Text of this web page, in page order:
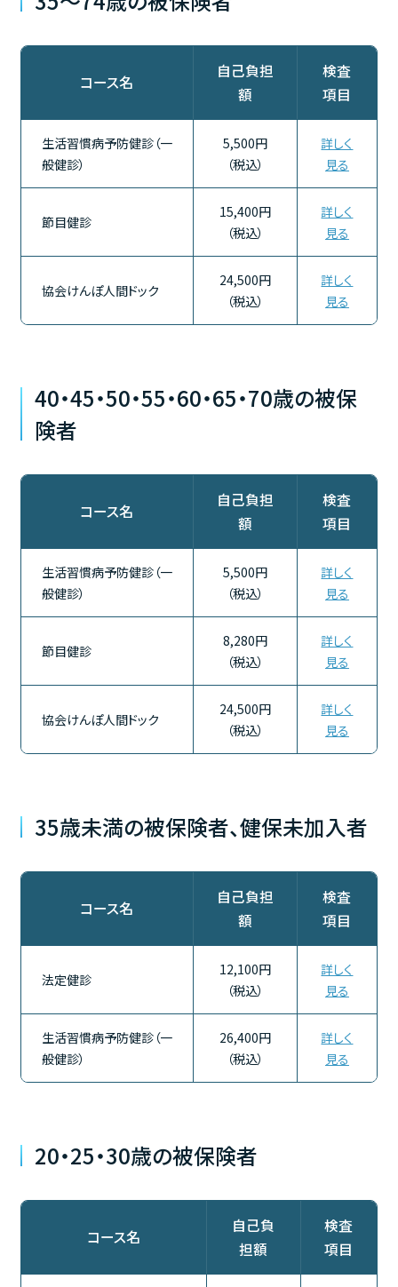
コース名
自己負担
額
検査
項目
生活習慣病予防健診（一
般健診）
5,500円
（税込）
詳しく
見る
節目健診
15,400円
（税込）
詳しく
見る
協会けんぽ人間ドック
24,500円
（税込）
詳しく
見る
40・45・50・55・60・65・70歳の被保
険者
コース名
自己負担
額
検査
項目
生活習慣病予防健診（一
般健診）
5,500円
（税込）
詳しく
見る
節目健診
8,280円
（税込）
詳しく
見る
協会けんぽ人間ドック
24,500円
（税込）
詳しく
見る
35歳未満の被保険者、健保未加入者
コース名
自己負担
額
検査
項目
法定健診
12,100円
（税込）
詳しく
見る
生活習慣病予防健診（一
般健診）
26,400円
（税込）
詳しく
見る
20・25・30歳の被保険者
コース名
自己負
担額
検査
項目